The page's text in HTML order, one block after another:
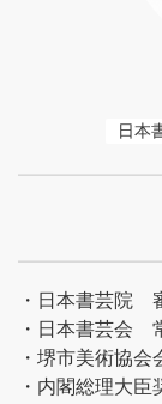
日本
・日本書芸院
・日本書芸会
・堺市美術協会
・内閣総理大臣